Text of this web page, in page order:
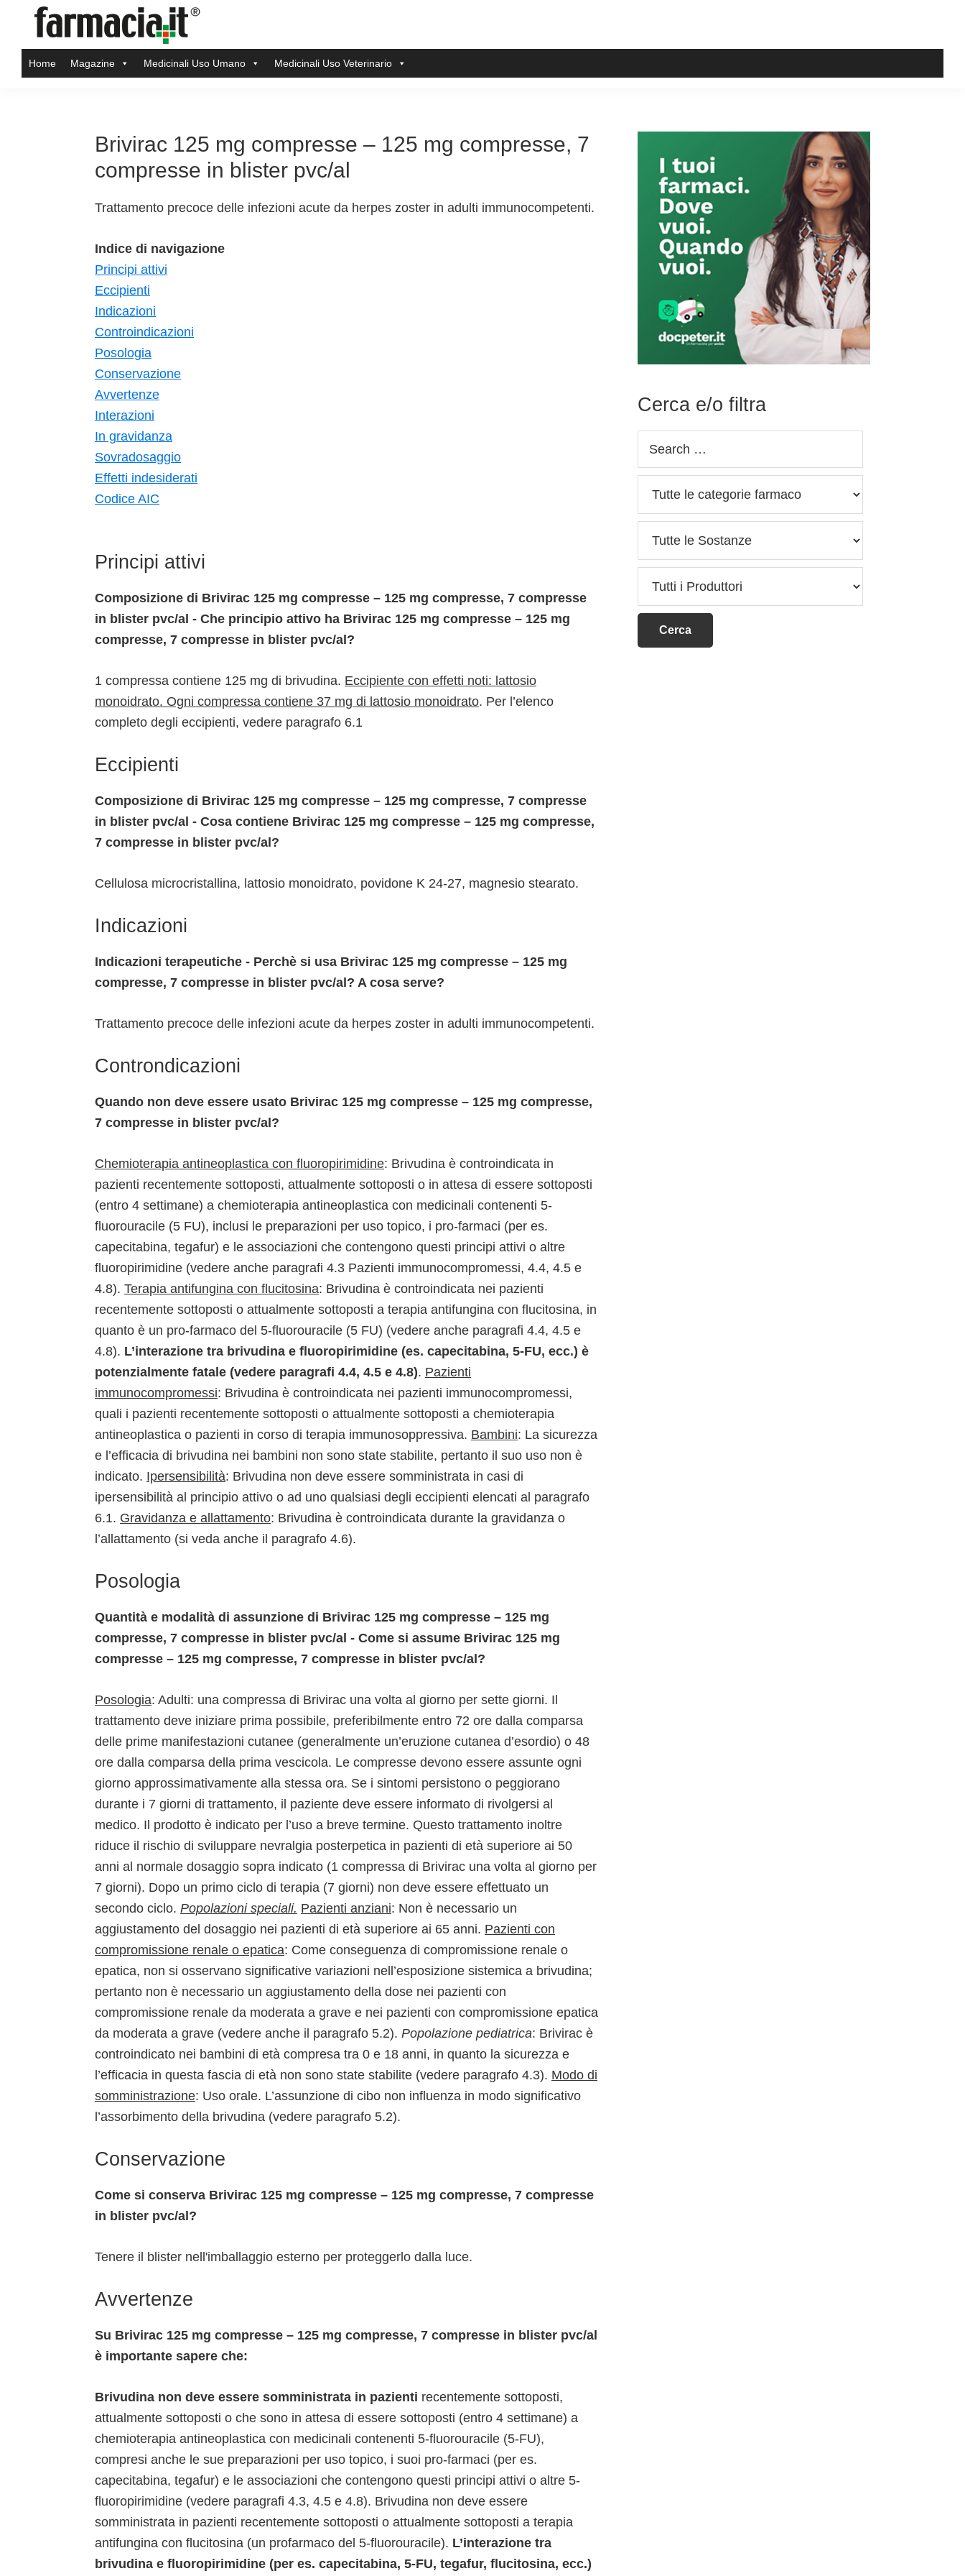
primary
main
primary
footerFarmacia.it
magazine
Home Magazine Medicinali Uso Umano Medicinali Uso Veterinario
Brivirac 125 mg compresse – 125 mg compresse, 7
compresse in blister pvc/al
Trattamento precoce delle infezioni acute da herpes zoster in adulti immunocompetenti.
Indice di navigazione
Principi attivi
Eccipienti
Indicazioni
Controindicazioni
Posologia
Conservazione
Avvertenze
Interazioni
In gravidanza
Sovradosaggio
Effetti indesiderati
Codice AIC
Principi attivi
Composizione di Brivirac 125 mg compresse – 125 mg compresse, 7 compresse
in blister pvc/al - Che principio attivo ha Brivirac 125 mg compresse – 125 mg
compresse, 7 compresse in blister pvc/al?
1 compressa contiene 125 mg di brivudina. Eccipiente con effetti noti: lattosio
monoidrato. Ogni compressa contiene 37 mg di lattosio monoidrato. Per l’elenco
completo degli eccipienti, vedere paragrafo 6.1
Eccipienti
Composizione di Brivirac 125 mg compresse – 125 mg compresse, 7 compresse
in blister pvc/al - Cosa contiene Brivirac 125 mg compresse – 125 mg compresse,
7 compresse in blister pvc/al?
Cellulosa microcristallina, lattosio monoidrato, povidone K 24-27, magnesio stearato.
Indicazioni
Indicazioni terapeutiche - Perchè si usa Brivirac 125 mg compresse – 125 mg
compresse, 7 compresse in blister pvc/al? A cosa serve?
Trattamento precoce delle infezioni acute da herpes zoster in adulti immunocompetenti.
Controndicazioni
Quando non deve essere usato Brivirac 125 mg compresse – 125 mg compresse,
7 compresse in blister pvc/al?
Chemioterapia antineoplastica con fluoropirimidine: Brivudina è controindicata in
pazienti recentemente sottoposti, attualmente sottoposti o in attesa di essere sottoposti
(entro 4 settimane) a chemioterapia antineoplastica con medicinali contenenti 5-
fluorouracile (5 FU), inclusi le preparazioni per uso topico, i pro-farmaci (per es.
capecitabina, tegafur) e le associazioni che contengono questi principi attivi o altre
fluoropirimidine (vedere anche paragrafi 4.3 Pazienti immunocompromessi, 4.4, 4.5 e
4.8). Terapia antifungina con flucitosina: Brivudina è controindicata nei pazienti
recentemente sottoposti o attualmente sottoposti a terapia antifungina con flucitosina, in
quanto è un pro-farmaco del 5-fluorouracile (5 FU) (vedere anche paragrafi 4.4, 4.5 e
4.8). L’interazione tra brivudina e fluoropirimidine (es. capecitabina, 5-FU, ecc.) è
potenzialmente fatale (vedere paragrafi 4.4, 4.5 e 4.8). Pazienti
immunocompromessi: Brivudina è controindicata nei pazienti immunocompromessi,
quali i pazienti recentemente sottoposti o attualmente sottoposti a chemioterapia
antineoplastica o pazienti in corso di terapia immunosoppressiva. Bambini: La sicurezza
e l’efficacia di brivudina nei bambini non sono state stabilite, pertanto il suo uso non è
indicato. Ipersensibilità: Brivudina non deve essere somministrata in casi di
ipersensibilità al principio attivo o ad uno qualsiasi degli eccipienti elencati al paragrafo
6.1. Gravidanza e allattamento: Brivudina è controindicata durante la gravidanza o
l’allattamento (si veda anche il paragrafo 4.6).
Posologia
Quantità e modalità di assunzione di Brivirac 125 mg compresse – 125 mg
compresse, 7 compresse in blister pvc/al - Come si assume Brivirac 125 mg
compresse – 125 mg compresse, 7 compresse in blister pvc/al?
Posologia: Adulti: una compressa di Brivirac una volta al giorno per sette giorni. Il
trattamento deve iniziare prima possibile, preferibilmente entro 72 ore dalla comparsa
delle prime manifestazioni cutanee (generalmente un’eruzione cutanea d’esordio) o 48
ore dalla comparsa della prima vescicola. Le compresse devono essere assunte ogni
giorno approssimativamente alla stessa ora. Se i sintomi persistono o peggiorano
durante i 7 giorni di trattamento, il paziente deve essere informato di rivolgersi al
medico. Il prodotto è indicato per l’uso a breve termine. Questo trattamento inoltre
riduce il rischio di sviluppare nevralgia posterpetica in pazienti di età superiore ai 50
anni al normale dosaggio sopra indicato (1 compressa di Brivirac una volta al giorno per
7 giorni). Dopo un primo ciclo di terapia (7 giorni) non deve essere effettuato un
secondo ciclo. Popolazioni speciali. Pazienti anziani: Non è necessario un
aggiustamento del dosaggio nei pazienti di età superiore ai 65 anni. Pazienti con
compromissione renale o epatica: Come conseguenza di compromissione renale o
epatica, non si osservano significative variazioni nell’esposizione sistemica a brivudina;
pertanto non è necessario un aggiustamento della dose nei pazienti con
compromissione renale da moderata a grave e nei pazienti con compromissione epatica
da moderata a grave (vedere anche il paragrafo 5.2). Popolazione pediatrica: Brivirac è
controindicato nei bambini di età compresa tra 0 e 18 anni, in quanto la sicurezza e
l’efficacia in questa fascia di età non sono state stabilite (vedere paragrafo 4.3). Modo di
somministrazione: Uso orale. L’assunzione di cibo non influenza in modo significativo
l’assorbimento della brivudina (vedere paragrafo 5.2).
Conservazione
Come si conserva Brivirac 125 mg compresse – 125 mg compresse, 7 compresse
in blister pvc/al?
Tenere il blister nell'imballaggio esterno per proteggerlo dalla luce.
Avvertenze
Su Brivirac 125 mg compresse – 125 mg compresse, 7 compresse in blister pvc/al
è importante sapere che:
Brivudina non deve essere somministrata in pazienti recentemente sottoposti,
attualmente sottoposti o che sono in attesa di essere sottoposti (entro 4 settimane) a
chemioterapia antineoplastica con medicinali contenenti 5-fluorouracile (5-FU),
compresi anche le sue preparazioni per uso topico, i suoi pro-farmaci (per es.
capecitabina, tegafur) e le associazioni che contengono questi principi attivi o altre 5-
fluoropirimidine (vedere paragrafi 4.3, 4.5 e 4.8). Brivudina non deve essere
somministrata in pazienti recentemente sottoposti o attualmente sottoposti a terapia
antifungina con flucitosina (un profarmaco del 5-fluorouracile). L’interazione tra
brivudina e fluoropirimidine (per es. capecitabina, 5-FU, tegafur, flucitosina, ecc.)
Sidebar
Cerca e/o filtra